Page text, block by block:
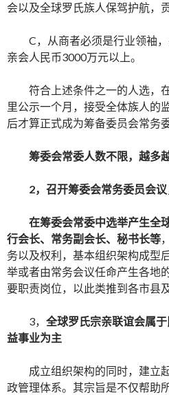
会以及全球罗氏族人保驾护航，
C，从商者必须是行业领袖
亲会人民币3000万元以上。
符合上述条件之一的人选，
里公示一个月，接受全体族人的
后才算正式成为筹备委员会常务委
筹委会常委人数不限，越多越
2，召开筹委会常务委员会
在筹委会常委中选举产生全
行会长、常务副会长、秘书长等
务以及权利，基本组织架构成型
举或者由常务会议任命产生各地
要职责岗位，以此类推到各市县
3， 全球罗氏宗亲联谊会属
益事业为主
成立组织架构的同时，建立
政管理体系。其宗旨是不仅帮助